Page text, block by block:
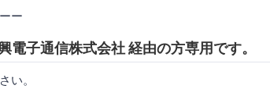
ー
電子通信株式会社 経由の方専用です。
い。